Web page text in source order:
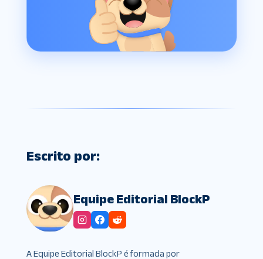
Escrito por:
Equipe Editorial BlockP
A Equipe Editorial BlockP é formada por